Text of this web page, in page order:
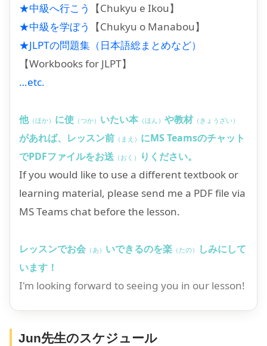
★中級へ行こう
【Chukyu e Ikou】
★中級を学ぼう
【Chukyu o Manabou】
★JLPTの問題集（日本語総まとめなど）
【Workbooks for JLPT】
…etc.
他（ほか） に使 （つか） いたい本 （ほん） や教材 （きょうざい）
があれば、レッスン前 （まえ） にMS Teamsのチャット
でPDFファイルをお送 （おく） りください。
If you would like to use a different textbook or
learning material, please send me a PDF file via
MS Teams chat before the lesson.
レッスンでお会 （あ） いできるのを楽 （たの）
しみにして
います！
I'm looking forward to seeing you in our lesson!
Jun先生のスケジュール